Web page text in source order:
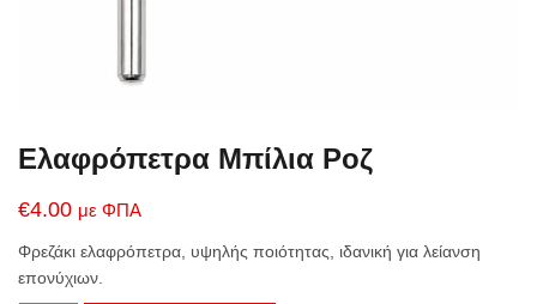
Ελαφρόπετρα Μπίλια Ροζ
€4.00 με ΦΠΑ
Φρεζάκι ελαφρόπετρα, υψηλής ποιότητας, ιδανική για λείανση
επονύχιων.